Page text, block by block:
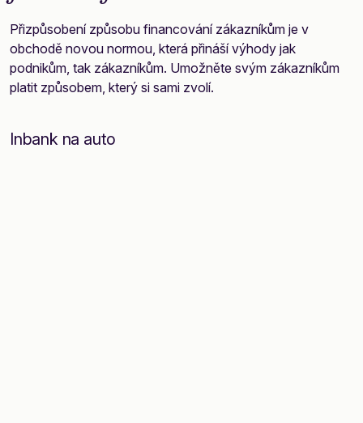
Přizpůsobení způsobu financování zákazníkům je v
obchodě novou normou, která přináší výhody jak
podnikům, tak zákazníkům. Umožněte svým zákazníkům
platit způsobem, který si sami zvolí.
Inbank na auto